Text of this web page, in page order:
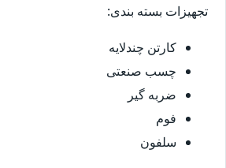
تجهیزات بسته بندی:
کارتن چندلایه
چسب صنعتی
ضربه گیر
فوم
سلفون